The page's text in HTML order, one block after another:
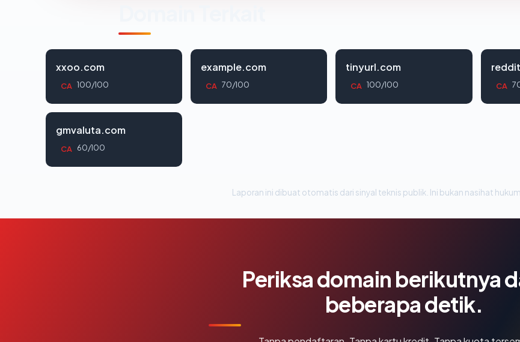
xxoo.com
CA 100/100
example.com
CA 70/100
tinyurl.com
CA 100/100 CA
gmvaluta.com
CA 60/100
Laporan ini dibuat otomatis dari sinyal teknis publik. Ini bukan nasihat
Periksa domain berikutnya
beberapa detik.